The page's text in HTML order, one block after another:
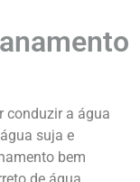
conduzir a água
suja e
bem